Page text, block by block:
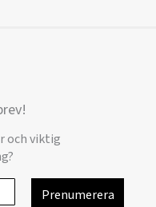
och viktig